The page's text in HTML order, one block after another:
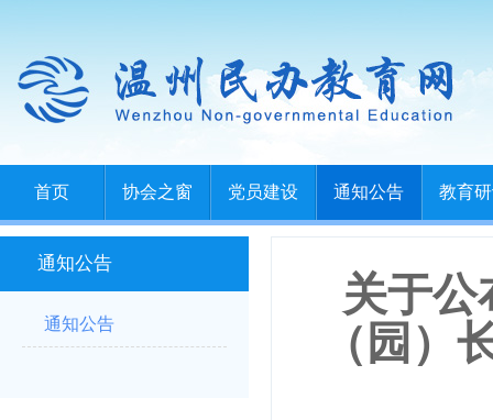
首页 协会之窗 党员建设 通知公告 教育
通知公告
通知公告
关于公
（园）